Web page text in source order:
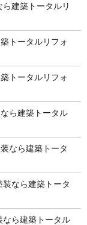
建築トータルリ
トータルリフォ
トータルリフォ
ら建築トータル
なら建築トータ
なら建築トータ
なら建築トータル